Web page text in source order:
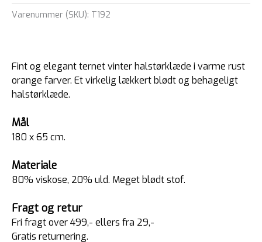
Varenummer (SKU): T192
Fint og elegant ternet vinter halstørklæde i varme rust
orange farver. Et virkelig lækkert blødt og behageligt
halstørklæde.
Mål
180 x 65 cm.
Materiale
80% viskose, 20% uld. Meget blødt stof.
Fragt og retur
Fri fragt over 499,- ellers fra 29,-
Gratis returnering.